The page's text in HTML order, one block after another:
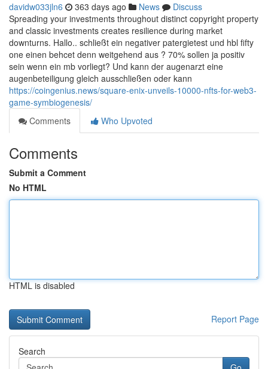
davidw033jln6 363 days ago News
Discuss
Spreading your investments throughout distinct copyright property
and classic investments creates resilience during market
downturns. Hallo.. schließt ein negativer patergietest und hbl fifty
one einen behcet denn weitgehend aus ? 70% sollen ja positiv
sein wenn ein mb vorliegt? Und kann der augenarzt eine
augenbeteiligung gleich ausschließen oder kann
https://coingenius.news/square-enix-unveils-10000-nfts-for-web3-
game-symbiogenesis/
Comments
Who Upvoted
Comments
Submit a Comment
No HTML
HTML is disabled
Report Page
Search